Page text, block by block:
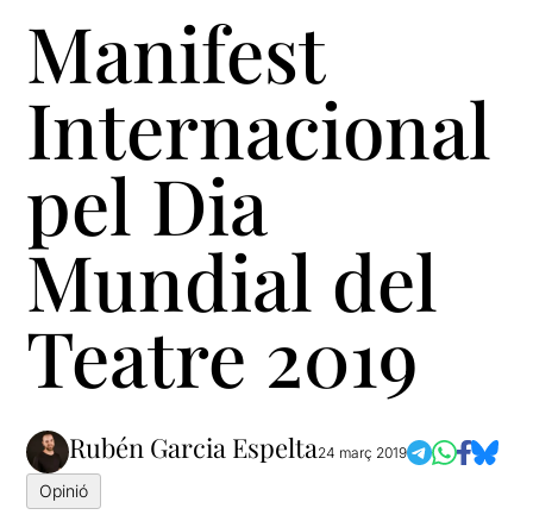
Manifest
Internacional
pel Dia
Mundial del
Teatre 2019
Rubén Garcia Espelta24 març 2019
Opinió